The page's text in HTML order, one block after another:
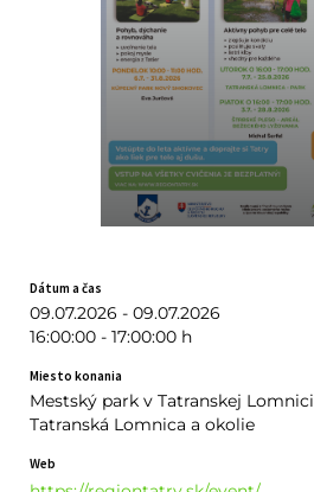
Dátum a čas
09.07.2026 - 09.07.2026
16:00:00 - 17:00:00 h
Miesto konania
Mestský park v Tatranskej Lomnici
Tatranská Lomnica a okolie
Web